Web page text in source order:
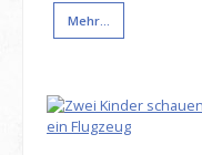
Mehr...